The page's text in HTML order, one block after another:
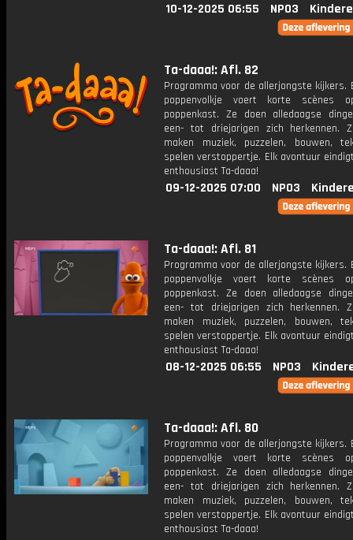
10-12-2025 06:55 NPO3
Ta-daaa!: Afl. 82
Programma voor de allerjongste kijkers.
poppenvolkje voert korte scènes
poppenkast. Ze doen alledaagse
een- tot driejarigen zich herkennen.
maken muziek, puzzelen, bouwen,
spelen verstoppertje. Elk avontuur
enthousiast Ta-daaa!
09-12-2025 07:00 NPO3
Ta-daaa!: Afl. 81
Programma voor de allerjongste kijkers.
poppenvolkje voert korte scènes
poppenkast. Ze doen alledaagse
een- tot driejarigen zich herkennen.
maken muziek, puzzelen, bouwen,
spelen verstoppertje. Elk avontuur
enthousiast Ta-daaa!
08-12-2025 06:55 NPO3
Ta-daaa!: Afl. 80
Programma voor de allerjongste kijkers.
poppenvolkje voert korte scènes
poppenkast. Ze doen alledaagse
een- tot driejarigen zich herkennen.
maken muziek, puzzelen, bouwen,
spelen verstoppertje. Elk avontuur
enthousiast Ta-daaa!